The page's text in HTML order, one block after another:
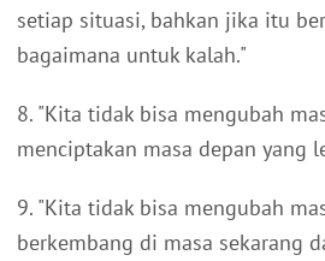
setiap situasi, bahkan jika itu
bagaimana untuk kalah."
8. "Kita tidak bisa mengubah
menciptakan masa depan yang
9. "Kita tidak bisa mengubah
berkembang di masa sekarang